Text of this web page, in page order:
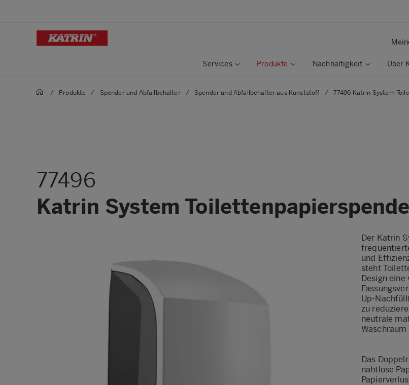
Services Produkte Nachhaltigkeit Über
/ Produkte / Spender und Abfallbehälter / Spender und Abfallbehälter aus Kunststoff / 77496 Katrin System
77496
Katrin System
Der Katrin
und
steht
Design
Up-
zu
neutrale
Waschraum
Das
nahtlose